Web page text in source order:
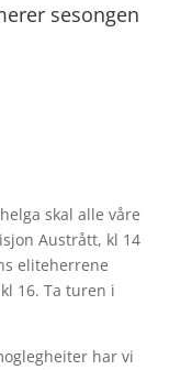
sesongen
skal alle våre
Austrått, kl 14
eliteherrene
16. Ta turen i
har vi